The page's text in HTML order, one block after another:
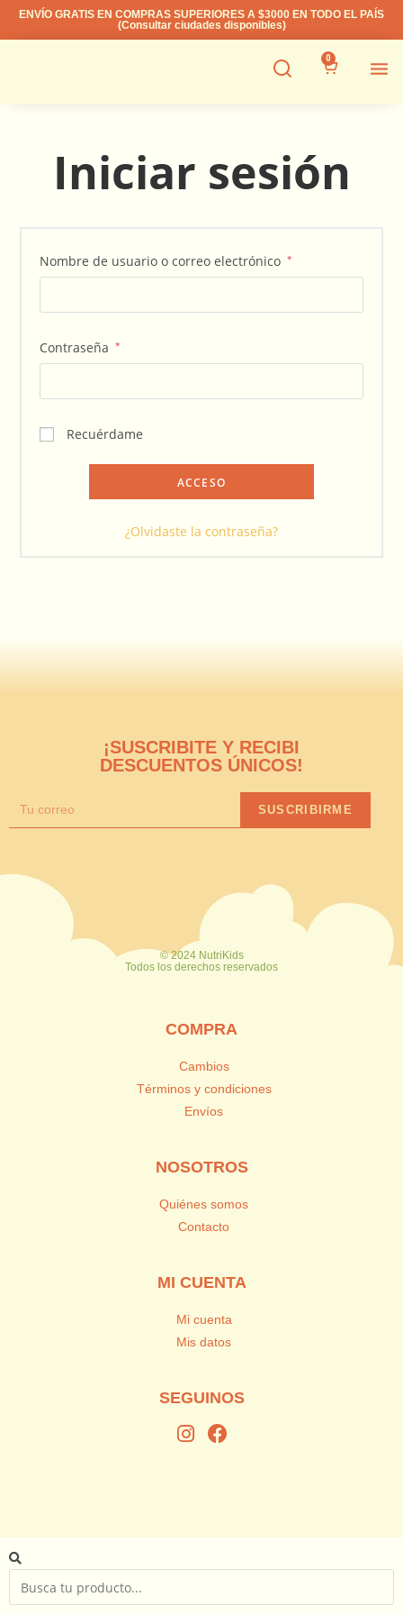
ENVÍO GRATIS EN COMPRAS SUPERIORES A $3000 EN TODO EL PAÍS
(Consultar ciudades disponibles)
0
Iniciar sesión
Nombre de usuario o correo electrónico *
Contraseña *
Recuérdame
ACCESO
¿Olvidaste la contraseña?
¡SUSCRIBITE Y RECIBI
DESCUENTOS ÚNICOS!
SUSCRIBIRME
© 2024 NutriKids
Todos los derechos reservados
COMPRA
Cambios
Términos y condiciones
Envíos
NOSOTROS
Quiénes somos
Contacto
MI CUENTA
Mi cuenta
Mis datos
SEGUINOS